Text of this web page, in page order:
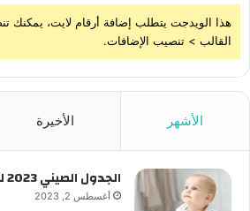
هذا الويدجت يتطلب إضافة أرقام لايت، يمكنك
القالب > تنصيب الإضافات.
الأشهر الأخيرة
الجدول الصيني 2023 للحمل بولد بإذن الله
أغسطس 2, 2023